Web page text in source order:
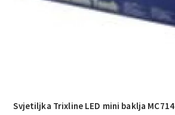
Svjetiljka Trixline LED mini baklja MC714